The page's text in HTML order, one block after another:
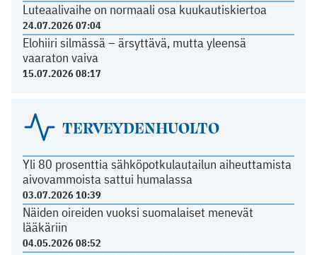
Luteaalivaihe on normaali osa kuukautiskiertoa
24.07.2026 07:04
Elohiiri silmässä – ärsyttävä, mutta yleensä
vaaraton vaiva
15.07.2026 08:17
TERVEYDENHUOLTO
Yli 80 prosenttia sähköpotkulautailun aiheuttamista
aivovammoista sattui humalassa
03.07.2026 10:39
Näiden oireiden vuoksi suomalaiset menevät
lääkäriin
04.05.2026 08:52